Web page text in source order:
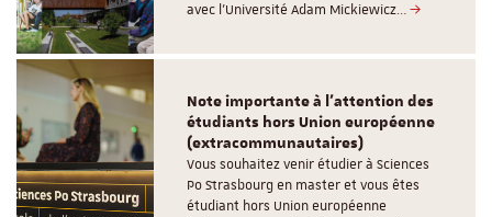
avec l’Université Adam Mickiewicz…
Note importante à l'attention des
étudiants hors Union européenne
(extracommunautaires)
Vous souhaitez venir étudier à Sciences
Po Strasbourg en master et vous êtes
étudiant hors Union européenne